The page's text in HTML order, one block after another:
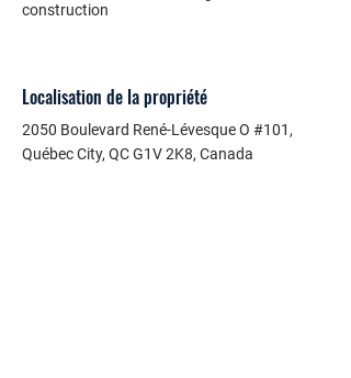
construction
Localisation de la propriété
2050 Boulevard René-Lévesque O #101,
Québec City, QC G1V 2K8, Canada